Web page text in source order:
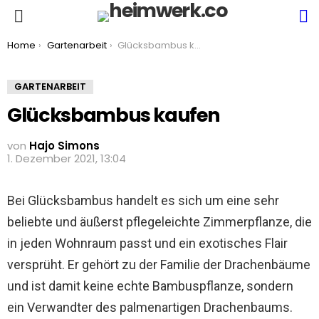
You are here:
Home Gartenarbeit Glücksbambus kaufen
GARTENARBEIT
Glücksbambus kaufen
von Hajo Simons
1. Dezember 2021, 13:04
Bei Glücksbambus handelt es sich um eine sehr
beliebte und äußerst pflegeleichte Zimmerpflanze, die
in jeden Wohnraum passt und ein exotisches Flair
versprüht. Er gehört zu der Familie der Drachenbäume
und ist damit keine echte Bambuspflanze, sondern
ein Verwandter des palmenartigen Drachenbaums.